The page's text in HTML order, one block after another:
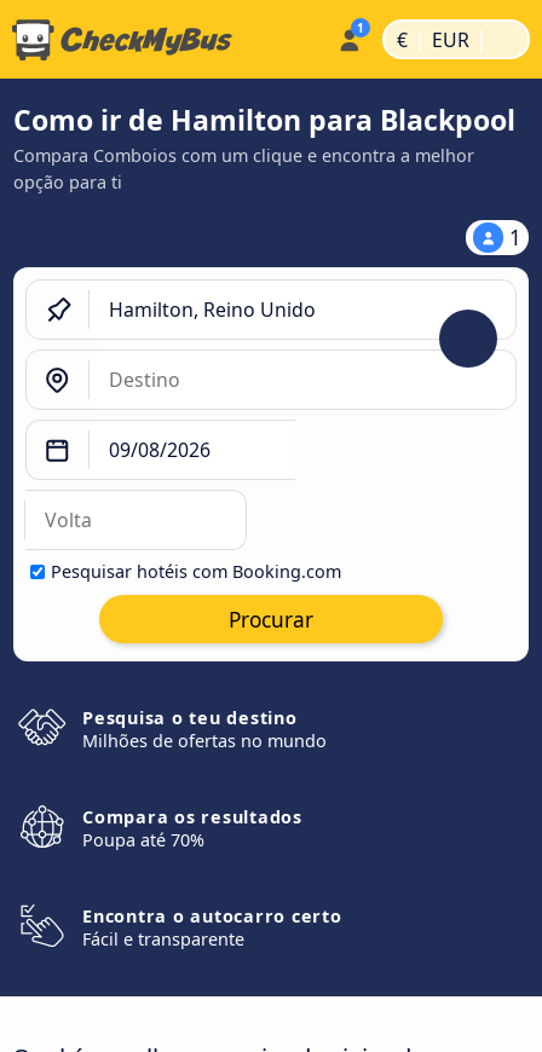
€ | EUR |
Como ir de Hamilton para Blackpool
Compara Comboios com um clique e encontra a melhor
opção para ti
1
Pesquisar hotéis com Booking.com
Procurar
Pesquisa o teu destino
Milhões de ofertas no mundo
Compara os resultados
Poupa até 70%
Encontra o autocarro certo
Fácil e transparente